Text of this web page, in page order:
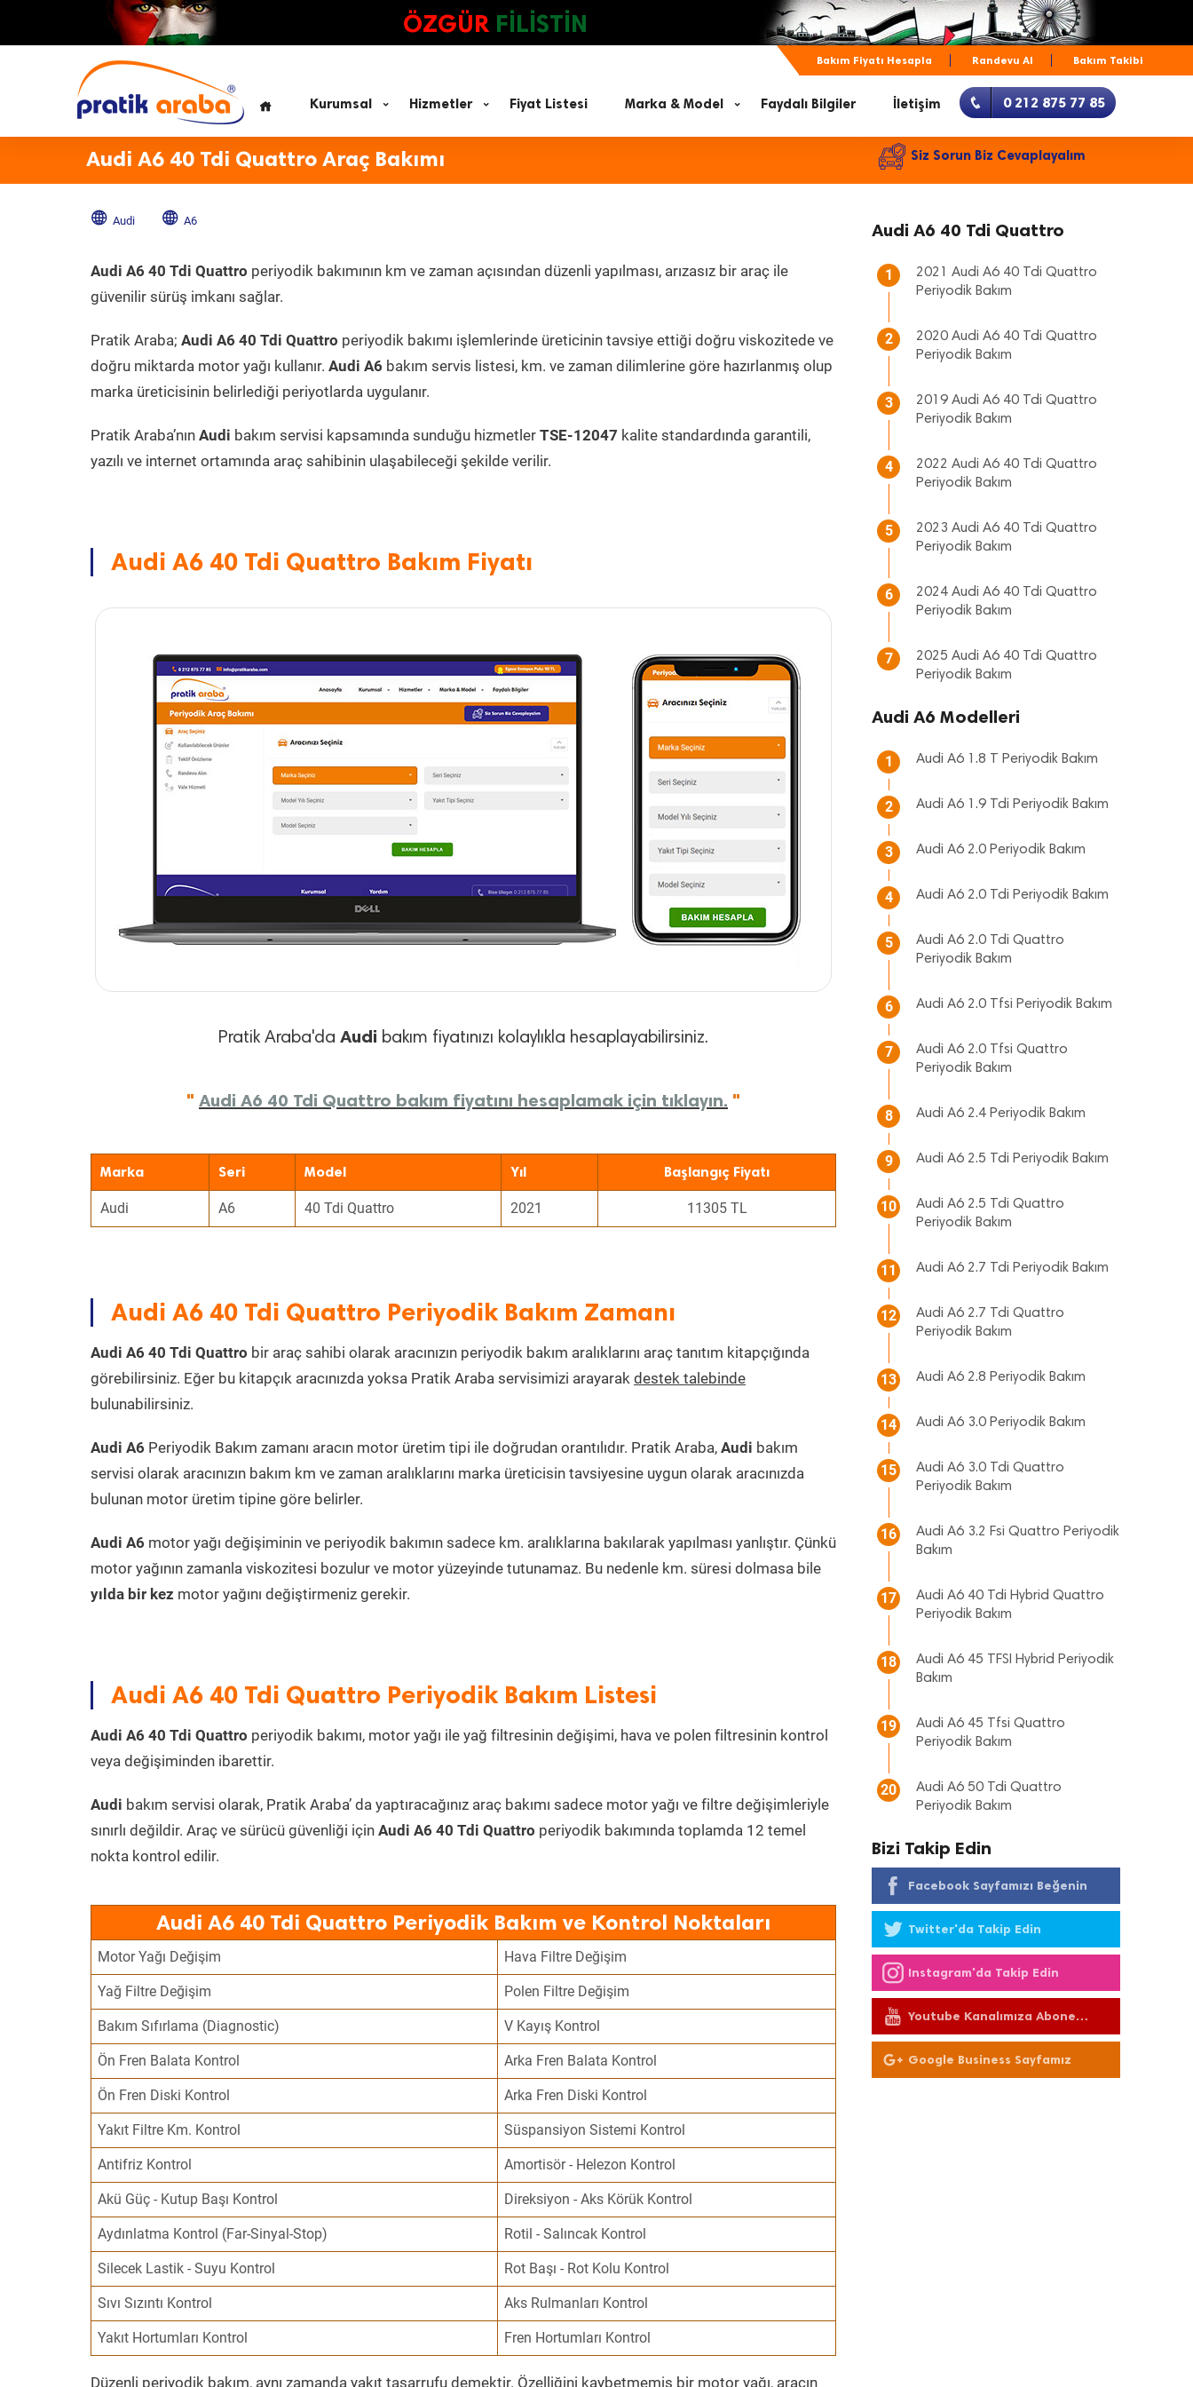
ÖZGÜR FİLİSTİN
Bakım Fiyatı Hesapla Randevu Al Bakım Takibi
Kurumsal Hizmetler Fiyat Listesi Marka & Model Faydalı Bilgiler İletişim 0 212 875 77 85
Audi A6 40 Tdi Quattro Araç Bakımı Siz Sorun Biz Cevaplayalım
Audi A6
Audi A6 40 Tdi Quattro periyodik bakımının km ve zaman açısından düzenli yapılması, arızasız bir araç ile
güvenilir sürüş imkanı sağlar.
Pratik Araba; Audi A6 40 Tdi Quattro periyodik bakımı işlemlerinde üreticinin tavsiye ettiği doğru viskozitede ve
doğru miktarda motor yağı kullanır. Audi A6 bakım servis listesi, km. ve zaman dilimlerine göre hazırlanmış olup
marka üreticisinin belirlediği periyotlarda uygulanır.
Pratik Araba’nın Audi bakım servisi kapsamında sunduğu hizmetler TSE-12047 kalite standardında garantili,
yazılı ve internet ortamında araç sahibinin ulaşabileceği şekilde verilir.
Audi A6 40 Tdi Quattro Bakım Fiyatı
Pratik Araba'da Audi bakım fiyatınızı kolaylıkla hesaplayabilirsiniz.
" Audi A6 40 Tdi Quattro bakım fiyatını hesaplamak için tıklayın. "
Marka Seri Model Yıl Başlangıç Fiyatı
Audi A6 40 Tdi Quattro 2021 11305 TL
Audi A6 40 Tdi Quattro Periyodik Bakım Zamanı
Audi A6 40 Tdi Quattro bir araç sahibi olarak aracınızın periyodik bakım aralıklarını araç tanıtım kitapçığında
görebilirsiniz. Eğer bu kitapçık aracınızda yoksa Pratik Araba servisimizi arayarak destek talebinde
bulunabilirsiniz.
Audi A6 Periyodik Bakım zamanı aracın motor üretim tipi ile doğrudan orantılıdır. Pratik Araba, Audi bakım
servisi olarak aracınızın bakım km ve zaman aralıklarını marka üreticisin tavsiyesine uygun olarak aracınızda
bulunan motor üretim tipine göre belirler.
Audi A6 motor yağı değişiminin ve periyodik bakımın sadece km. aralıklarına bakılarak yapılması yanlıştır. Çünkü
motor yağının zamanla viskozitesi bozulur ve motor yüzeyinde tutunamaz. Bu nedenle km. süresi dolmasa bile
yılda bir kez motor yağını değiştirmeniz gerekir.
Audi A6 40 Tdi Quattro Periyodik Bakım Listesi
Audi A6 40 Tdi Quattro periyodik bakımı, motor yağı ile yağ filtresinin değişimi, hava ve polen filtresinin kontrol
veya değişiminden ibarettir.
Audi bakım servisi olarak, Pratik Araba’ da yaptıracağınız araç bakımı sadece motor yağı ve filtre değişimleriyle
sınırlı değildir. Araç ve sürücü güvenliği için Audi A6 40 Tdi Quattro periyodik bakımında toplamda 12 temel
nokta kontrol edilir.
Audi A6 40 Tdi Quattro Periyodik Bakım ve Kontrol Noktaları
Motor Yağı Değişim Hava Filtre Değişim
Yağ Filtre Değişim Polen Filtre Değişim
Bakım Sıfırlama (Diagnostic) V Kayış Kontrol
Ön Fren Balata Kontrol Arka Fren Balata Kontrol
Ön Fren Diski Kontrol Arka Fren Diski Kontrol
Yakıt Filtre Km. Kontrol Süspansiyon Sistemi Kontrol
Antifriz Kontrol Amortisör - Helezon Kontrol
Akü Güç - Kutup Başı Kontrol Direksiyon - Aks Körük Kontrol
Aydınlatma Kontrol (Far-Sinyal-Stop) Rotil - Salıncak Kontrol
Silecek Lastik - Suyu Kontrol Rot Başı - Rot Kolu Kontrol
Sıvı Sızıntı Kontrol Aks Rulmanları Kontrol
Yakıt Hortumları Kontrol Fren Hortumları Kontrol
Düzenli periyodik bakım, aynı zamanda yakıt tasarrufu demektir. Özelliğini kaybetmemiş bir motor yağı, aracın
Audi A6 40 Tdi Quattro
1
2021 Audi A6 40 Tdi Quattro
Periyodik Bakım
2
2020 Audi A6 40 Tdi Quattro
Periyodik Bakım
3
2019 Audi A6 40 Tdi Quattro
Periyodik Bakım
4
2022 Audi A6 40 Tdi Quattro
Periyodik Bakım
5
2023 Audi A6 40 Tdi Quattro
Periyodik Bakım
6
2024 Audi A6 40 Tdi Quattro
Periyodik Bakım
7
2025 Audi A6 40 Tdi Quattro
Periyodik Bakım
Audi A6 Modelleri
1 Audi A6 1.8 T Periyodik Bakım
2 Audi A6 1.9 Tdi Periyodik Bakım
3 Audi A6 2.0 Periyodik Bakım
4 Audi A6 2.0 Tdi Periyodik Bakım
5
Audi A6 2.0 Tdi Quattro
Periyodik Bakım
6 Audi A6 2.0 Tfsi Periyodik Bakım
7
Audi A6 2.0 Tfsi Quattro
Periyodik Bakım
8 Audi A6 2.4 Periyodik Bakım
9 Audi A6 2.5 Tdi Periyodik Bakım
10
Audi A6 2.5 Tdi Quattro
Periyodik Bakım
11 Audi A6 2.7 Tdi Periyodik Bakım
12
Audi A6 2.7 Tdi Quattro
Periyodik Bakım
13 Audi A6 2.8 Periyodik Bakım
14 Audi A6 3.0 Periyodik Bakım
15
Audi A6 3.0 Tdi Quattro
Periyodik Bakım
16
Audi A6 3.2 Fsi Quattro Periyodik
Bakım
17
Audi A6 40 Tdi Hybrid Quattro
Periyodik Bakım
18
Audi A6 45 TFSI Hybrid Periyodik
Bakım
19
Audi A6 45 Tfsi Quattro
Periyodik Bakım
20
Audi A6 50 Tdi Quattro
Periyodik Bakım
Bizi Takip Edin
Facebook Sayfamızı Beğenin
Twitter'da Takip Edin
Instagram'da Takip Edin
Youtube Kanalımıza Abone
Olun
Google Business Sayfamız